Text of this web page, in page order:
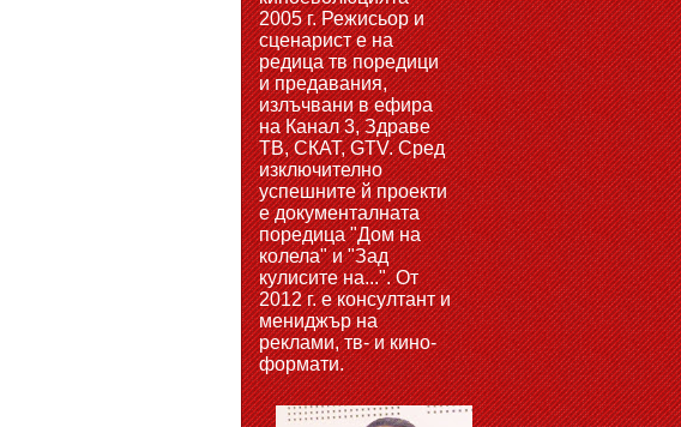
2005 г. Режисьор и
сценарист е на
редица тв поредици
и предавания,
излъчвани в ефира
на Канал 3, Здраве
ТВ, СКАТ, GTV. Сред
изключително
успешните й проекти
е документалната
поредица "Дом на
колела" и "Зад
кулисите на...". От
2012 г. е консултант и
мениджър на
реклами, тв- и кино-
формати.